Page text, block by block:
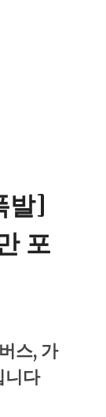
발]
포
스, 가
니다